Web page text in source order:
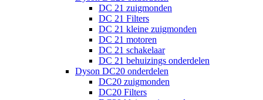
DC 21 zuigmonden
DC 21 Filters
DC 21 kleine zuigmonden
DC 21 motoren
DC 21 schakelaar
DC 21 behuizings onderdelen
Dyson DC20 onderdelen
DC20 zuigmonden
DC20 Filters